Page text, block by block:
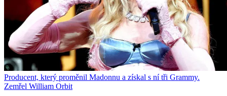
Producent, který proměnil Madonnu a získal s ní tři Grammy.
Zemřel William Orbit